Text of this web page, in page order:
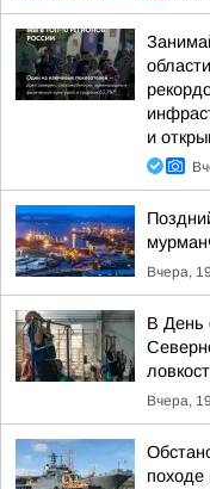
и
Вчера,
В День
Вчера,